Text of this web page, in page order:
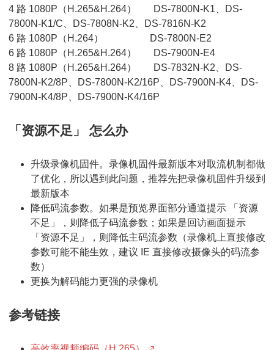
4 路 1080P（H.265&H.264） DS-7800N-K1、DS-
7800N-K1/C、DS-7808N-K2、DS-7816N-K2
6 路 1080P（H.264） DS-7800N-E2
6 路 1080P（H.265&H.264） DS-7900N-E4
8 路 1080P（H.265&H.264） DS-7832N-K2、DS-
7800N-K2/8P、DS-7800N-K2/16P、DS-7900N-K4、DS-
7900N-K4/8P、DS-7900N-K4/16P
「资源不足」 怎么办
升级录像机固件。录像机固件最新版本对取流机制都做
了优化，所以遇到此问题，推荐先把录像机固件升级到
最新版本
降低码流参数。如果是预览界面部分通道提示 「资源
不足」，则降低子码流参数；如果是回访画面提示
「资源不足」，则降低主码流参数（录像机上直接修改
参数可能不能生效，建议 IE 直接修改摄像头的码流参
数）
更换为解码能力更强的录像机
参考链接